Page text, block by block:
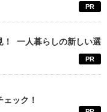
PR
！ 一人暮らしの新しい選
PR
ック！